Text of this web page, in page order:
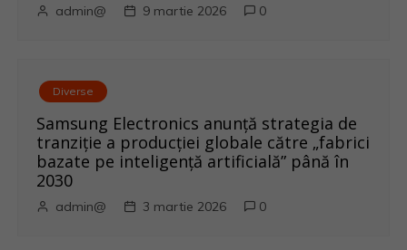
admin@ 9 martie 2026 0
Diverse
Samsung Electronics anunță strategia de
tranziție a producției globale către „fabrici
bazate pe inteligență artificială” până în
2030
admin@ 3 martie 2026 0